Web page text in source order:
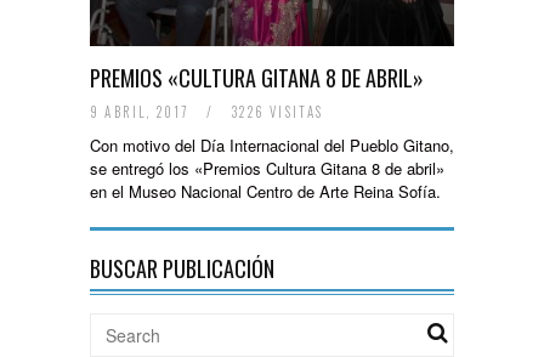
PREMIOS «CULTURA GITANA 8 DE ABRIL»
9 ABRIL, 2017 / 3226 VISITAS
Con motivo del Día Internacional del Pueblo Gitano,
se entregó los «Premios Cultura Gitana 8 de abril»
en el Museo Nacional Centro de Arte Reina Sofía.
BUSCAR PUBLICACIÓN